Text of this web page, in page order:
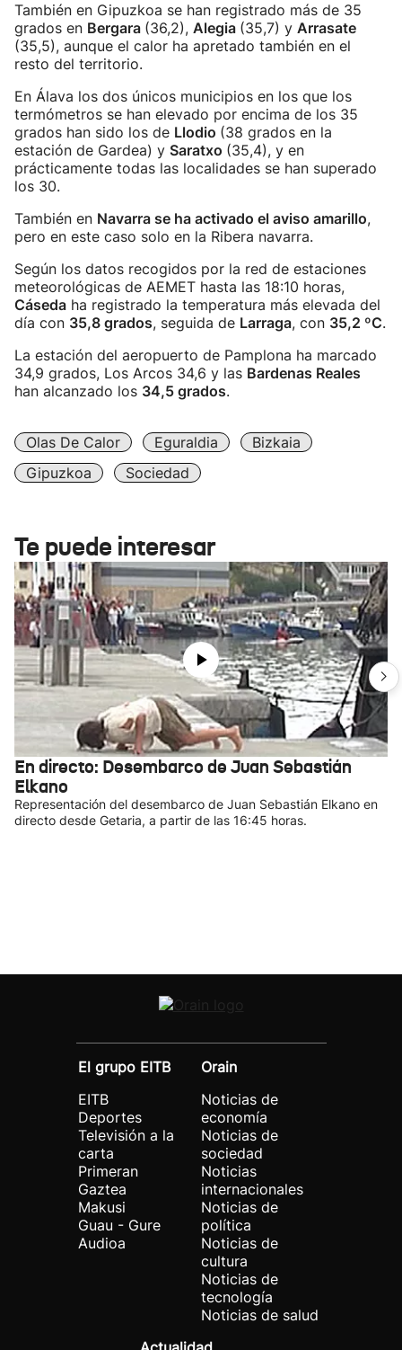
También en Gipuzkoa se han registrado más de 35
grados en Bergara (36,2), Alegia (35,7) y Arrasate
(35,5), aunque el calor ha apretado también en el
resto del territorio.
En Álava los dos únicos municipios en los que los
termómetros se han elevado por encima de los 35
grados han sido los de Llodio (38 grados en la
estación de Gardea) y Saratxo (35,4), y en
prácticamente todas las localidades se han superado
los 30.
También en Navarra se ha activado el aviso amarillo,
pero en este caso solo en la Ribera navarra.
Según los datos recogidos por la red de estaciones
meteorológicas de AEMET hasta las 18:10 horas,
Cáseda ha registrado la temperatura más elevada del
día con 35,8 grados, seguida de Larraga, con 35,2 ºC.
La estación del aeropuerto de Pamplona ha marcado
34,9 grados, Los Arcos 34,6 y las Bardenas Reales
han alcanzado los 34,5 grados.
Olas De Calor Eguraldia
Bizkaia
Gipuzkoa
Sociedad
Te puede interesar
En directo: Desembarco de Juan Sebastián
Elkano
Representación del desembarco de Juan Sebastián Elkano en
directo desde Getaria, a partir de las 16:45 horas.
El grupo EITB
EITB
Deportes
Televisión a la
carta
Primeran
Gaztea
Makusi
Guau - Gure
Audioa
Orain
Noticias de
economía
Noticias de
sociedad
Noticias
internacionales
Noticias de
política
Noticias de
cultura
Noticias de
tecnología
Noticias de salud